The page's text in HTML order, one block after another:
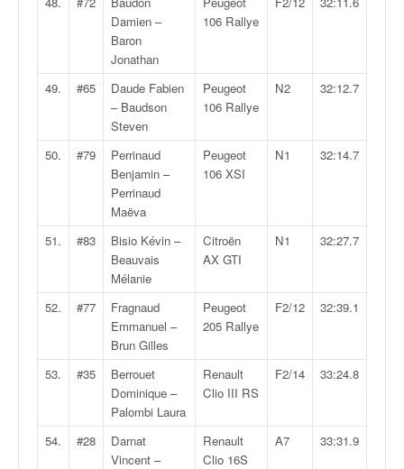
Damien –
Baron
Jonathan
106 Rallye
49. #65
Daude Fabien
– Baudson
Steven
Peugeot
106 Rallye
N2 32:12.7
50. #79
Perrinaud
Benjamin –
Perrinaud
Maëva
Peugeot
106 XSI
N1 32:14.7
51. #83
Bisio Kévin –
Beauvais
Mélanie
Citroën
AX GTI
N1 32:27.7
52. #77
Fragnaud
Emmanuel –
Brun Gilles
Peugeot
205 Rallye
F2/12 32:39.1
53. #35
Berrouet
Dominique –
Palombi Laura
Renault
Clio III RS
F2/14 33:24.8
54. #28
Darnat
Vincent –
Renault
Clio 16S
A7 33:31.9